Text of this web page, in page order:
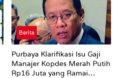
Berita
Purbaya Klarifikasi Isu Gaji
Manajer Kopdes Merah Putih
Rp16 Juta yang Ramai